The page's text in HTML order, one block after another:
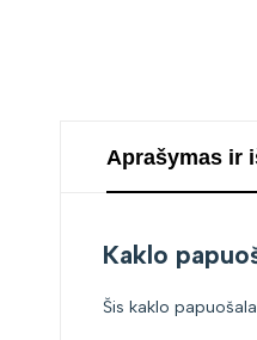
Aprašymas ir
Kaklo
Šis kaklo